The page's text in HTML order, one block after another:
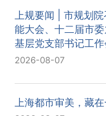
上规要闻 | 市规划
能大会、十二届市
基层党支部书记工作
2026-08-07
上海都市审美，藏